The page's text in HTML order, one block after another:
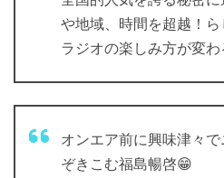
や地域、時間を超越！
ラジオの楽しみ方が変わ
オンエア前に興味津々
ぞきこむ福島暢啓😁